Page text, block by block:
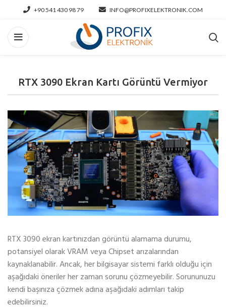
+90 541 430 98 79 INFO@PROFIXELEKTRONIK.COM
RTX 3090 Ekran Kartı Görüntü Vermiyor
RTX 3090 ekran kartınızdan görüntü alamama durumu,
potansiyel olarak VRAM veya Chipset arızalarından
kaynaklanabilir. Ancak, her bilgisayar sistemi farklı olduğu için
aşağıdaki öneriler her zaman sorunu çözmeyebilir. Sorununuzu
kendi başınıza çözmek adına aşağıdaki adımları takip
edebilirsiniz.